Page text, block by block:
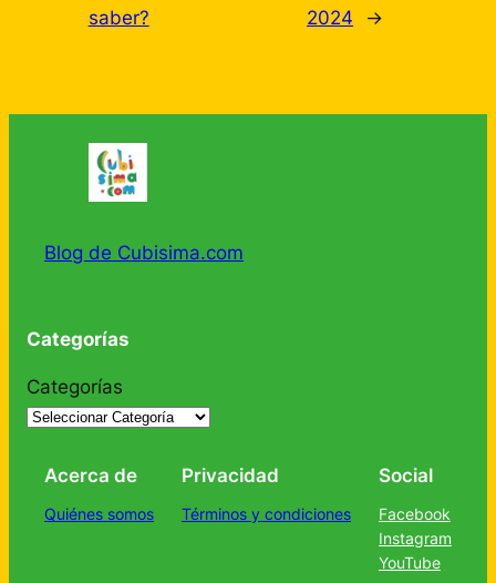
saber? 2024 →
Blog de Cubisima.com
Categorías
Categorías
Acerca de
Quiénes somos
Privacidad
Términos y condiciones
Social
Facebook
Instagram
YouTube